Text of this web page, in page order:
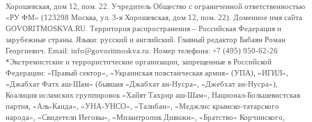
Хорошевская, дом 12, пом. 22. Учредитель Общество с ограниченной ответственностью
«РУ ФМ» (123298 Москва, ул. 3-я Хорошевская, дом 12, пом. 22). Доменное имя сайта
GOVORITMOSKVA.RU. Территория распространения – Российская Федерация и
зарубежные страны. Языки: русский и английский. Главный редактор Бабаян Роман
Георгиевич. Email: info@govoritmoskva.ru. Номер телефона: +7 (495) 950-62-26
*Экстремистские и террористические организации, запрещенные в Российской
Федерации: «Правый сектор», «Украинская повстанческая армия» (УПА), «ИГИЛ»,
«Джабхат Фатх аш-Шам» (бывшая «Джабхат ан-Нусра», «Джебхат ан-Нусра»),
Коалиция исламских группировок «Хайят Тахрир аш-Шам», Национал-Большевистская
партия, «Аль-Каида», «УНА-УНСО», «Талибан», «Меджлис крымско-татарского
народа», «Свидетели Иеговы», «Мизантропик Дивижн», «Братство» Корчинского,